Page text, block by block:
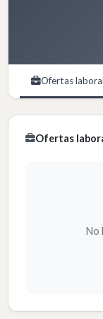
Ofertas
Ofertas
No